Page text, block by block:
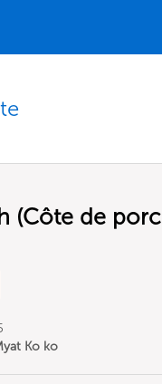
(Côte de porc
Ko ko